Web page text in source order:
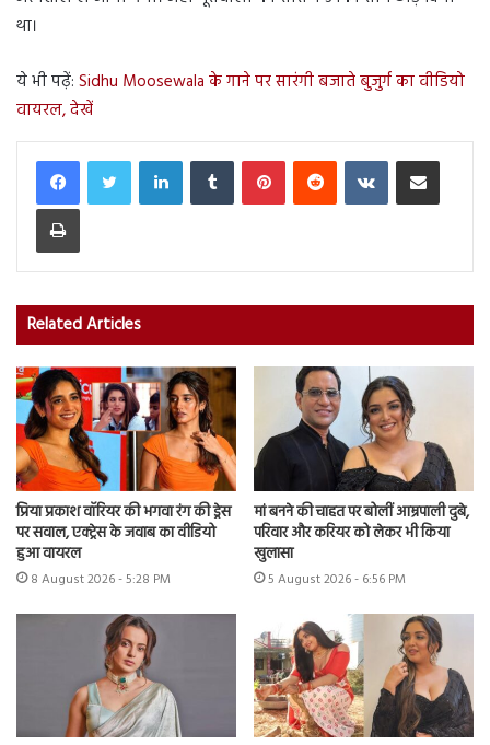
था।
ये भी पढ़ें: Sidhu Moosewala के गाने पर सारंगी बजाते बुजुर्ग का वीडियो
वायरल, देखें
LinkedInTumblr PinterestReddit VKontakteShare via Email
Print
Related Articles
प्रिया प्रकाश वॉरियर की भगवा रंग की ड्रेस
पर सवाल, एक्ट्रेस के जवाब का वीडियो
हुआ वायरल
8 August 2026 - 5:28 PM
मां बनने की चाहत पर बोलीं आम्रपाली दुबे,
परिवार और करियर को लेकर भी किया
खुलासा
5 August 2026 - 6:56 PM